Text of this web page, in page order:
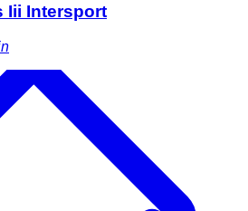
Iii Intersport